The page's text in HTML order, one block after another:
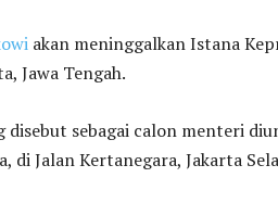
akan meninggalkan Istana
Jawa Tengah.
disebut sebagai calon menteri
Jalan Kertanegara, Jakarta